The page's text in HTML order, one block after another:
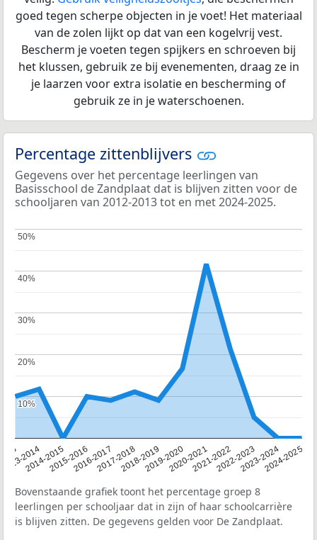
goed tegen scherpe objecten in je voet! Het materiaal
van de zolen lijkt op dat van een kogelvrij vest.
Bescherm je voeten tegen spijkers en schroeven bij
het klussen, gebruik ze bij evenementen, draag ze in
je laarzen voor extra isolatie en bescherming of
gebruik ze in je waterschoenen.
Percentage zittenblijvers
Gegevens over het percentage leerlingen van
Basisschool de Zandplaat dat is blijven zitten voor de
schooljaren van 2012-2013 tot en met 2024-2025.
2013-20142014-20152015-20162016-20172017-20182018-20192019-20202020-20212021-20222022-20232023-20242024-2025
10%
10%
20%
20%
30%
30%
40%
40%
50%
50%
Bovenstaande grafiek toont het percentage groep 8
leerlingen per schooljaar dat in zijn of haar schoolcarrière
is blijven zitten. De gegevens gelden voor De Zandplaat.